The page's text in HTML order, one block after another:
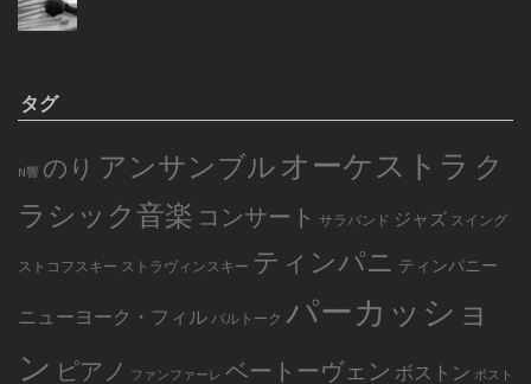
タグ
N響 のり アンサンブルオーケストラ ク
ラシック音楽 コンサート サラバンド ジャズ スイング
ストコフスキー ストラヴィンスキー ティンパニ ティンパニー
ニューヨーク・フィル バルトーク パーカッショ
ン ピアノ ファンファーレ ベートーヴェン ボストン ボスト